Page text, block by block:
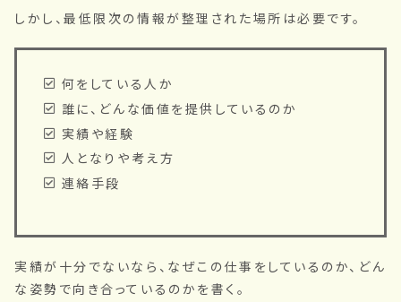
しかし、最低限次の情報が整理された場所は必要です。
何をしている人か
誰に、どんな価値を提供しているのか
実績や経験
人となりや考え方
連絡手段
実績が十分でないなら、なぜこの仕事をしているのか、どん
な姿勢で向き合っているのかを書く。